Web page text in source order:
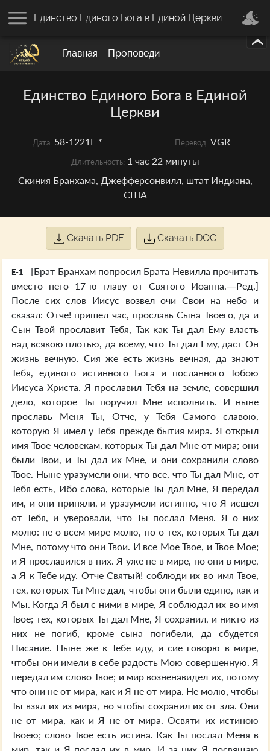
Главная Проповеди
Единство Единого Бога в Единой Церкви
Единство Единого Бога в Единой
Церкви
Дата: 58-1221E * Перевод: VGR
Длительность: 1 час 22 минуты
Скиния Бранхама, Джефферсонвилл, штат Индиана,
США
Скачать PDF Скачать DOC
E-1
[Брат Бранхам попросил Брата Невилла прочитать
вместо него 17-ю главу от Святого Иоанна.—Ред.]
После сих слов Иисус возвел очи Свои на небо и
сказал: Отче! пришел час, прославь Сына Твоего, да и
Сын Твой прославит Тебя, Так как Ты дал Ему власть
над всякою плотью, да всему, что Ты дал Ему, даст Он
жизнь вечную. Сия же есть жизнь вечная, да знают
Тебя, единого истинного Бога и посланного Тобою
Иисуса Христа. Я прославил Тебя на земле, совершил
дело, которое Ты поручил Мне исполнить. И ныне
прославь Меня Ты, Отче, у Тебя Самого славою,
которую Я имел у Тебя прежде бытия мира. Я открыл
имя Твое человекам, которых Ты дал Мне от мира; они
были Твои, и Ты дал их Мне, и они сохранили слово
Твое. Ныне уразумели они, что все, что Ты дал Мне, от
Тебя есть, Ибо слова, которые Ты дал Мне, Я передал
им, и они приняли, и уразумели истинно, что Я исшел
от Тебя, и уверовали, что Ты послал Меня. Я о них
молю: не о всем мире молю, но о тех, которых Ты дал
Мне, потому что они Твои. И все Мое Твое, и Твое Мое;
и Я прославился в них. Я уже не в мире, но они в мире,
а Я к Тебе иду. Отче Святый! соблюди их во имя Твое,
тех, которых Ты Мне дал, чтобы они были едино, как и
Мы. Когда Я был с ними в мире, Я соблюдал их во имя
Твое; тех, которых Ты дал Мне, Я сохранил, и никто из
них не погиб, кроме сына погибели, да сбудется
Писание. Ныне же к Тебе иду, и сие говорю в мире,
чтобы они имели в себе радость Мою совершенную. Я
передал им слово Твое; и мир возненавидел их, потому
что они не от мира, как и Я не от мира. Не молю, чтобы
Ты взял их из мира, но чтобы сохранил их от зла. Они
не от мира, как и Я не от мира. Освяти их истиною
Твоею; слово Твое есть истина. Как Ты послал Меня в